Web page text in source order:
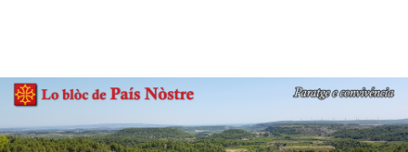
Paratge e Convivència